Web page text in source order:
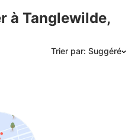
à Tanglewilde,
Trier par: Suggéré